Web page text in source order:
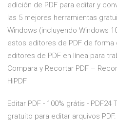
edición de PDF para editar y
las 5 mejores herramientas
Windows (incluyendo Windows
estos editores de PDF de forma
editores de PDF en línea para
Compara y Recortar PDF –
HiPDF
Editar PDF - 100% grátis -
gratuito para editar arquivos